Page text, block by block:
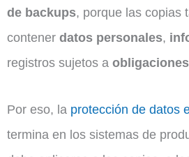
de backups, porque las copias
contener datos personales,
registros sujetos a
Por eso, la protección de datos
termina en los sistemas de